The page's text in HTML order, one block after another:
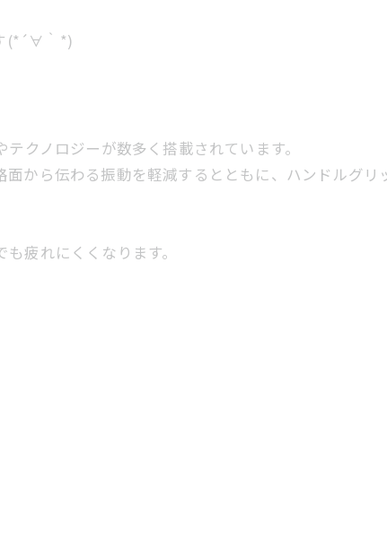
(*´∀｀*)
クノロジーが数多く搭載されています。
から伝わる振動を軽減するとともに、ハンドルグ
疲れにくくなります。